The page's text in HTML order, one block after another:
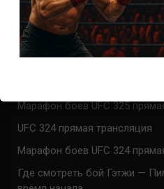
СВЕЖИЕ ЗАПИСИ
Марафон боев UFC 325
UFC 324 прямая трансляция
Марафон боев UFC 324
Где смотреть бой Гэтжи —